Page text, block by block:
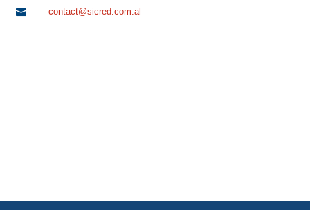

contact@sicred.com.al